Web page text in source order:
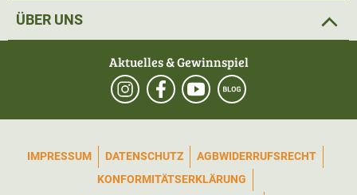
ÜBER UNS
Aktuelles & Gewinnspiel
IMPRESSUM DATENSCHUTZ AGBWIDERRUFSRECHT
KONFORMITÄTSERKLÄRUNG